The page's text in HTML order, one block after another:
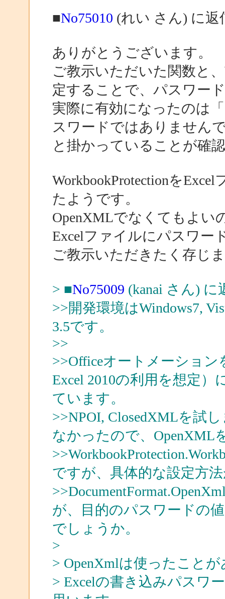
■No75010 (れい さん) に返
ありがとうございます。
ご教示いただいた関数と、
定することで、パスワー
実際に有効になったのは
スワードではありません
と掛かっていることが確
WorkbookProtectionを
たようです。
OpenXMLでなくてもよい
Excelファイルにパスワー
ご教示いただきたく存じ
> ■No75009 (kanai さん) に
>>開発環境はWindows7,
3.5です。
>>
>>Officeオートメーショ
Excel 2010の利用を想定
ています。
>>NPOI, ClosedXMLを試
なかったので、OpenXML
ですが、具体的な設定方
が、目的のパスワードの
でしょうか。
>
> OpenXmlは使ったこと
> Excelの書き込みパスワ